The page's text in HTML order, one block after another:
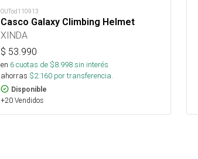
OUTod110913
Casco Galaxy Climbing Helmet
XINDA
$ 53.990
en 6cuotas de $8.998sin interés
ahorras $2.160 por transferencia.
Disponible
+20 Vendidos